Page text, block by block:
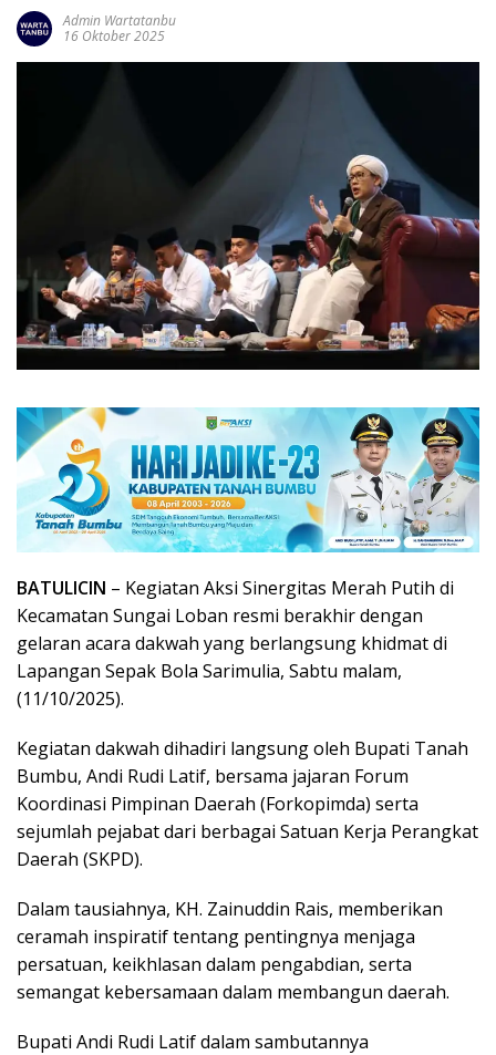
Admin Wartatanbu
16 Oktober 2025
BATULICIN – Kegiatan Aksi Sinergitas Merah Putih di
Kecamatan Sungai Loban resmi berakhir dengan
gelaran acara dakwah yang berlangsung khidmat di
Lapangan Sepak Bola Sarimulia, Sabtu malam,
(11/10/2025).
Kegiatan dakwah dihadiri langsung oleh Bupati Tanah
Bumbu, Andi Rudi Latif, bersama jajaran Forum
Koordinasi Pimpinan Daerah (Forkopimda) serta
sejumlah pejabat dari berbagai Satuan Kerja Perangkat
Daerah (SKPD).
Dalam tausiahnya, KH. Zainuddin Rais, memberikan
ceramah inspiratif tentang pentingnya menjaga
persatuan, keikhlasan dalam pengabdian, serta
semangat kebersamaan dalam membangun daerah.
Bupati Andi Rudi Latif dalam sambutannya